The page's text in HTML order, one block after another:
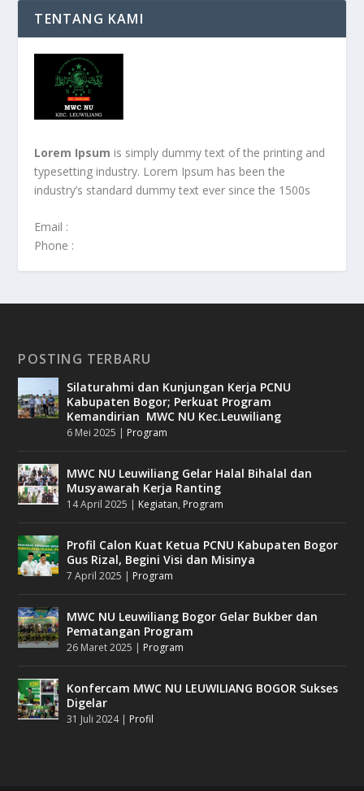
TENTANG KAMI
Lorem Ipsum is simply dummy text of the printing and
typesetting industry. Lorem Ipsum has been the
industry’s standard dummy text ever since the 1500s
Email :
Phone :
POSTING TERBARU
Silaturahmi dan Kunjungan Kerja PCNU
Kabupaten Bogor; Perkuat Program
Kemandirian MWC NU Kec.Leuwiliang
6 Mei 2025 | Program
MWC NU Leuwiliang Gelar Halal Bihalal dan
Musyawarah Kerja Ranting
14 April 2025 | Kegiatan, Program
Profil Calon Kuat Ketua PCNU Kabupaten Bogor
Gus Rizal, Begini Visi dan Misinya
7 April 2025 | Program
MWC NU Leuwiliang Bogor Gelar Bukber dan
Pematangan Program
26 Maret 2025 | Program
Konfercam MWC NU LEUWILIANG BOGOR Sukses
Digelar
31 Juli 2024| Profil